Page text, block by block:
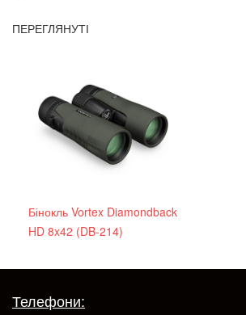
ПЕРЕГЛЯНУТІ
Бінокль Vortex Diamondback
HD 8x42 (DB-214)
Телефони: